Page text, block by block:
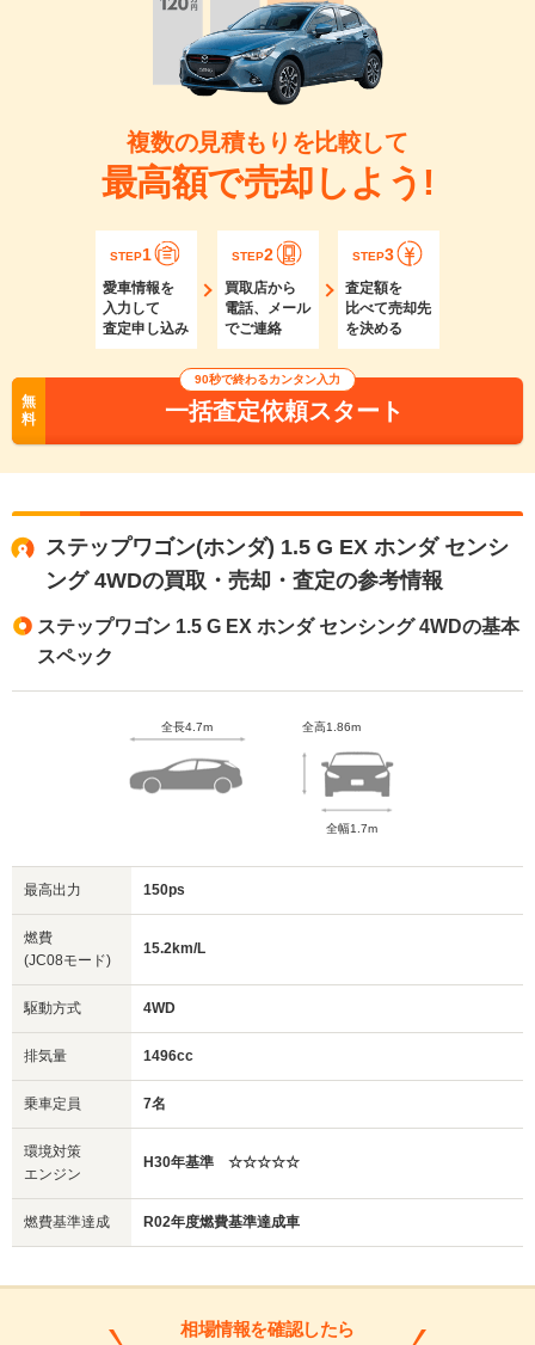
複数の見積もりを比較して
最高額で売却しよう!
STEP1
愛車情報を
入力して
査定申し込み
STEP2
買取店から
電話、メール
でご連絡
STEP3
査定額を
比べて売却先
を決める
無
料
90秒で終わるカンタン入力
一括査定依頼スタート
ステップワゴン(ホンダ) 1.5 G EX ホンダ センシ
ング 4WDの買取・売却・査定の参考情報
ステップワゴン 1.5 G EX ホンダ センシング 4WDの基本
スペック
全長4.7m 全高1.86m
全幅1.7m
最高出力 150ps
燃費
(JC08モード)
15.2km/L
駆動方式 4WD
排気量 1496cc
乗車定員 7名
環境対策
エンジン
H30年基準 ☆☆☆☆☆
燃費基準達成 R02年度燃費基準達成車
相場情報を確認したら